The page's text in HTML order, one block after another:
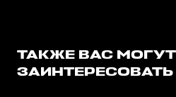
ТАКЖЕ ВАС МОГУТ
ЗАИНТЕРЕСОВАТЬ